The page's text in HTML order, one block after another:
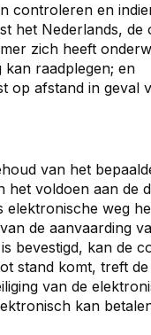
controleren en
het Nederlands,
zich heeft
kan raadplegen; en
op afstand in geval
van het
voldoen aan de
weg
de aanvaarding
bevestigd, kan de
stand komt, treft
van de
kan